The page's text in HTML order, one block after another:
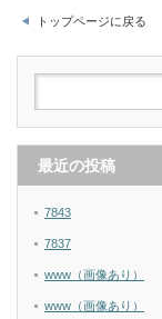
トップページに戻る
最近の投稿
7843
7837
www（画像あり）
www（画像あり）